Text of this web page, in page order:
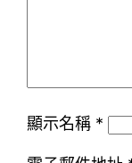
顯示名稱 *